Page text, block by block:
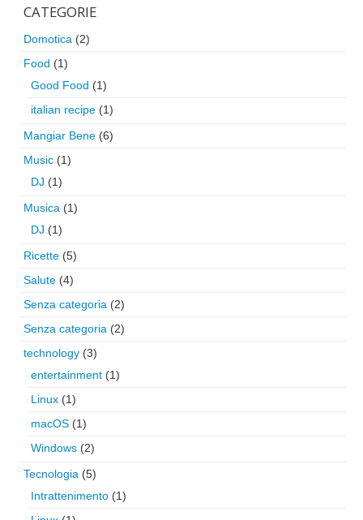
CATEGORIE
Domotica (2)
Food (1)
Good Food (1)
italian recipe (1)
Mangiar Bene (6)
Music (1)
DJ (1)
Musica (1)
DJ (1)
Ricette (5)
Salute (4)
Senza categoria (2)
Senza categoria (2)
technology (3)
entertainment (1)
Linux (1)
macOS (1)
Windows (2)
Tecnologia (5)
Intrattenimento (1)